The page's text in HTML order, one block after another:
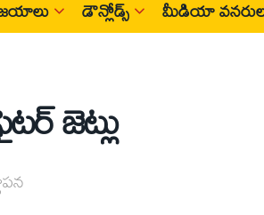
డౌన్లోడ్స్ మీడియా
జెట్లు